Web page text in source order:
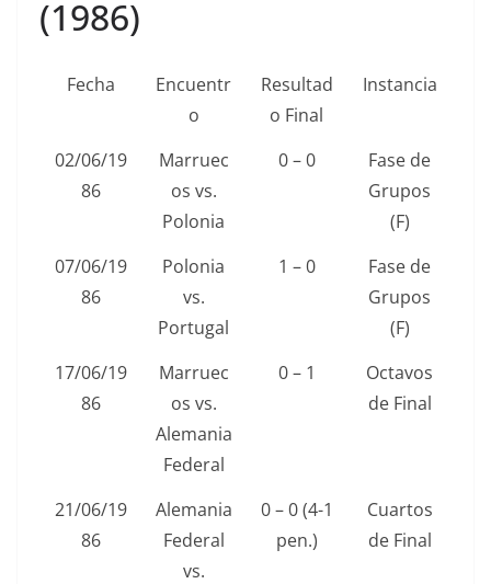
(1986)
Fecha
Encuentr
o
Resultad
o Final
Instancia
02/06/19
86
Marruec
os vs.
Polonia
0 – 0
Fase de
Grupos
(F)
07/06/19
86
Polonia
vs.
Portugal
1 – 0
Fase de
Grupos
(F)
17/06/19
86
Marruec
os vs.
Alemania
Federal
0 – 1
Octavos
de Final
21/06/19
86
Alemania
Federal
vs.
0 – 0 (4-1
pen.)
Cuartos
de Final